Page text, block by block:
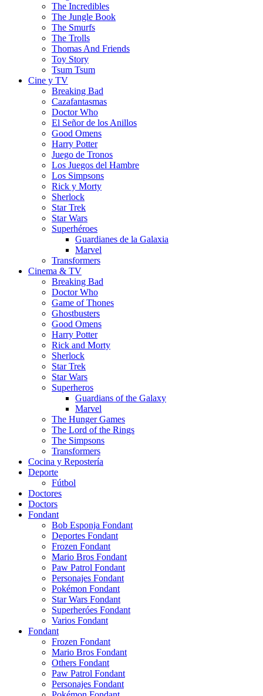
The Incredibles
The Jungle Book
The Smurfs
The Trolls
Thomas And Friends
Toy Story
Tsum Tsum
Cine y TV
Breaking Bad
Cazafantasmas
Doctor Who
El Señor de los Anillos
Good Omens
Harry Potter
Juego de Tronos
Los Juegos del Hambre
Los Simpsons
Rick y Morty
Sherlock
Star Trek
Star Wars
Superhéroes
Guardianes de la Galaxia
Marvel
Transformers
Cinema & TV
Breaking Bad
Doctor Who
Game of Thones
Ghostbusters
Good Omens
Harry Potter
Rick and Morty
Sherlock
Star Trek
Star Wars
Superheros
Guardians of the Galaxy
Marvel
The Hunger Games
The Lord of the Rings
The Simpsons
Transformers
Cocina y Repostería
Deporte
Fútbol
Doctores
Doctors
Fondant
Bob Esponja Fondant
Deportes Fondant
Frozen Fondant
Mario Bros Fondant
Paw Patrol Fondant
Personajes Fondant
Pokémon Fondant
Star Wars Fondant
Superheróes Fondant
Varios Fondant
Fondant
Frozen Fondant
Mario Bros Fondant
Others Fondant
Paw Patrol Fondant
Personajes Fondant